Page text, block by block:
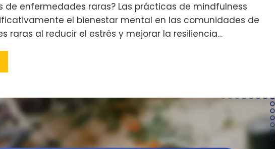
de enfermedades raras? Las prácticas de mindfulness
el bienestar mental en las comunidades de
raras al reducir el estrés y mejorar la resiliencia…